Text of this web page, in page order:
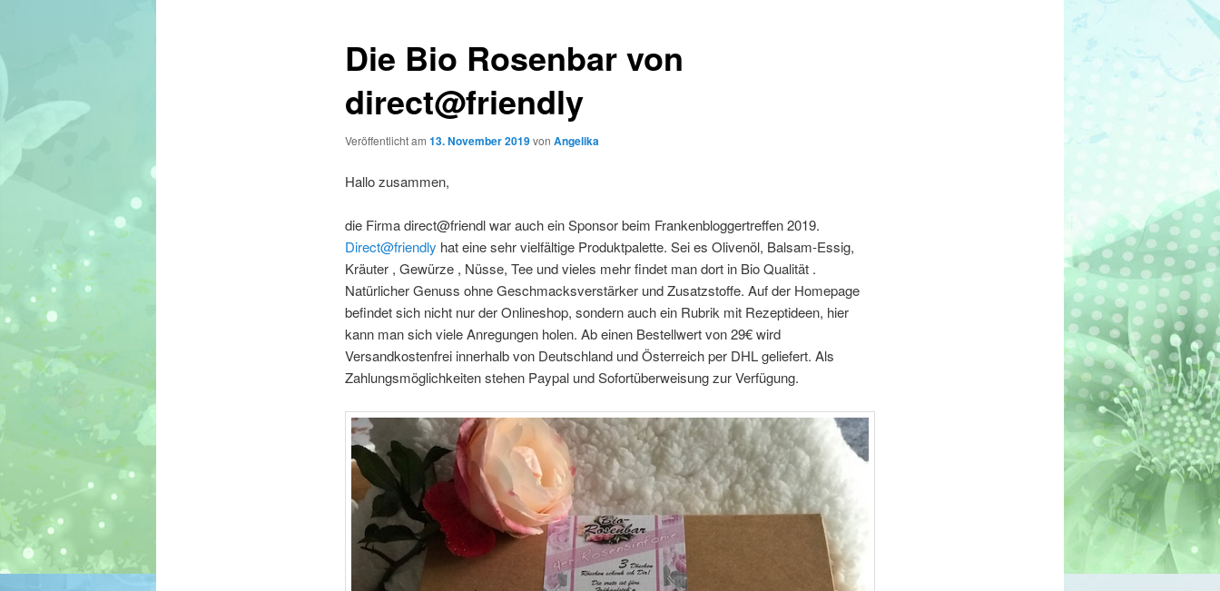
Die Bio Rosenbar von
direct@friendly
Veröffentlicht am 13. November 2019von Angelika
Hallo zusammen,
die Firma direct@friendl war auch ein Sponsor beim Frankenbloggertreffen 2019.
Direct@friendly hat eine sehr vielfältige Produktpalette. Sei es Olivenöl, Balsam-Essig,
Kräuter , Gewürze , Nüsse, Tee und vieles mehr findet man dort in Bio Qualität .
Natürlicher Genuss ohne Geschmacksverstärker und Zusatzstoffe. Auf der Homepage
befindet sich nicht nur der Onlineshop, sondern auch ein Rubrik mit Rezeptideen, hier
kann man sich viele Anregungen holen. Ab einen Bestellwert von 29€ wird
Versandkostenfrei innerhalb von Deutschland und Österreich per DHL geliefert. Als
Zahlungsmöglichkeiten stehen Paypal und Sofortüberweisung zur Verfügung.